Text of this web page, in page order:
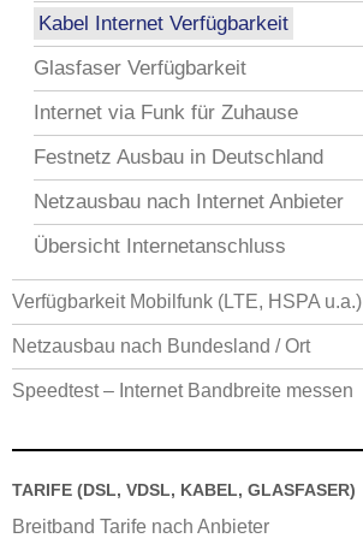
Kabel Internet Verfügbarkeit
Glasfaser Verfügbarkeit
Internet via Funk für Zuhause
Festnetz Ausbau in Deutschland
Netzausbau nach Internet Anbieter
Übersicht Internetanschluss
Verfügbarkeit Mobilfunk (LTE, HSPA u.a.)
Netzausbau nach Bundesland / Ort
Speedtest – Internet Bandbreite messen
TARIFE (DSL, VDSL, KABEL, GLASFASER)
Breitband Tarife nach Anbieter